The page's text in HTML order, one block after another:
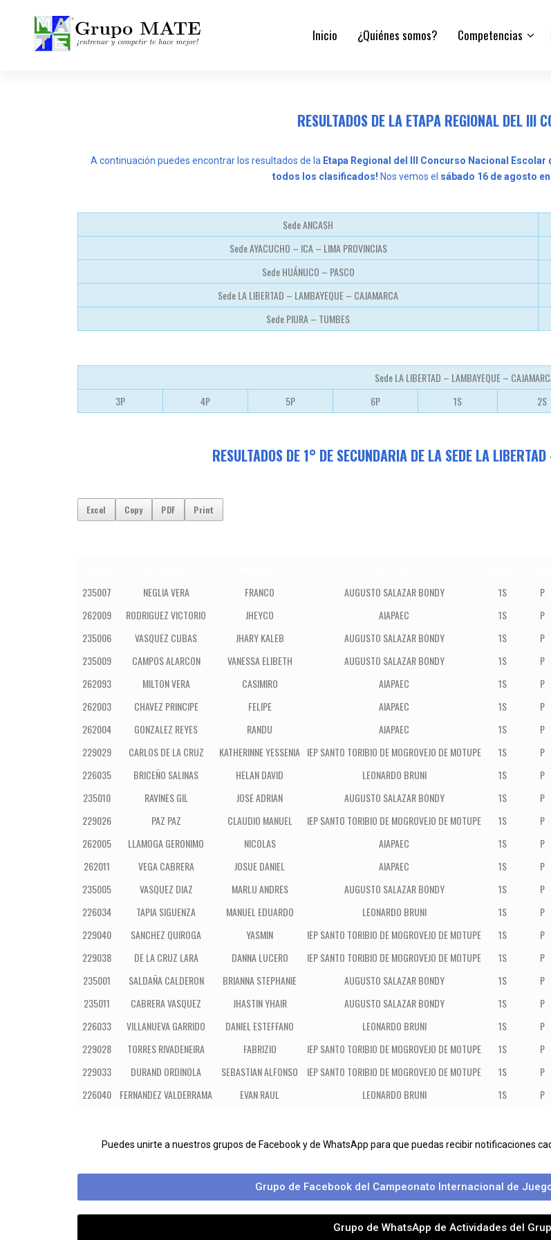
Inicio ¿Quiénes somos? Competencias
RESULTADOS DE LA ETAPA REGIONAL DEL III
A continuación puedes encontrar los resultados de la Etapa Regional del III Concurso Nacional Escolar
todos los clasificados! Nos vemos el sábado 16 de agosto
Sede ANCASH
Sede AYACUCHO – ICA – LIMA PROVINCIAS
Sede HUÁNUCO – PASCO
Sede LA LIBERTAD – LAMBAYEQUE – CAJAMARCA
Sede PIURA – TUMBES
Sede LA LIBERTAD – LAMBAYEQUE –
3P
4P 5P 6P 1S 2S
RESULTADOS DE 1° DE SECUNDARIA DE LA SEDE LA
Excel Copy PDF Print
235007
NEGLIA VERA FRANCO AUGUSTO SALAZAR BONDY 1S P
262009
RODRIGUEZ VICTORIO JHEYCO AIAPAEC 1S P
235006
VASQUEZ CUBAS JHARY KALEB AUGUSTO SALAZAR BONDY 1S P
235009
CAMPOS ALARCON VANESSA ELIBETH AUGUSTO SALAZAR BONDY 1S P
262093
MILTON VERA CASIMIRO AIAPAEC 1S P
262003
CHAVEZ PRINCIPE FELIPE AIAPAEC 1S P
262004
GONZALEZ REYES RANDU AIAPAEC 1S P
229029
CARLOS DE LA CRUZ KATHERINNE YESSENIA IEP SANTO TORIBIO DE MOGROVEJO DE MOTUPE 1S P
226035
BRICEÑO SALINAS HELAN DAVID LEONARDO BRUNI 1S P
235010
RAVINES GIL JOSE ADRIAN AUGUSTO SALAZAR BONDY 1S P
229026
PAZ PAZ CLAUDIO MANUEL IEP SANTO TORIBIO DE MOGROVEJO DE MOTUPE 1S P
262005
LLAMOGA GERONIMO NICOLAS AIAPAEC 1S P
262011
VEGA CABRERA JOSUE DANIEL AIAPAEC 1S P
235005
VASQUEZ DIAZ MARLU ANDRES AUGUSTO SALAZAR BONDY 1S P
226034
TAPIA SIGUENZA MANUEL EDUARDO LEONARDO BRUNI 1S P
229040
SANCHEZ QUIROGA YASMIN IEP SANTO TORIBIO DE MOGROVEJO DE MOTUPE 1S P
229038
DE LA CRUZ LARA DANNA LUCERO IEP SANTO TORIBIO DE MOGROVEJO DE MOTUPE 1S P
235001
SALDAÑA CALDERON BRIANNA STEPHANIE AUGUSTO SALAZAR BONDY 1S P
235011
CABRERA VASQUEZ JHASTIN YHAIR AUGUSTO SALAZAR BONDY 1S P
226033
VILLANUEVA GARRIDO DANIEL ESTEFFANO LEONARDO BRUNI 1S P
229028
TORRES RIVADENEIRA FABRIZIO IEP SANTO TORIBIO DE MOGROVEJO DE MOTUPE 1S P
229033
DURAND ORDINOLA SEBASTIAN ALFONSO IEP SANTO TORIBIO DE MOGROVEJO DE MOTUPE 1S P
226040
FERNANDEZ VALDERRAMA EVAN RAUL LEONARDO BRUNI 1S P
Puedes unirte a nuestros grupos de Facebook y de WhatsApp para que puedas recibir notificaciones
Grupo de Facebook del Campeonato Internacional de
Grupo de WhatsApp de Actividades del